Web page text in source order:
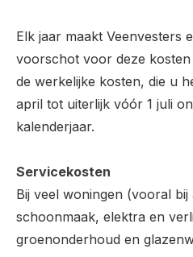
Elk jaar maakt Veenvesters
voorschot voor deze
de werkelijke kosten, die u
april tot uiterlijk vóór 1 juli
kalenderjaar.
Servicekosten
Bij veel woningen (vooral
schoonmaak, elektra en
groenonderhoud en